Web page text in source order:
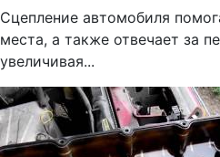
Сцепление автомобиля
места, а также отвечает за
увеличивая...